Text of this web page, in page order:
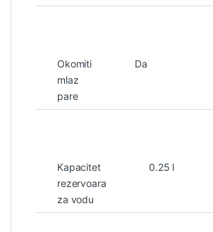
Okomiti
mlaz
pare
Da
Kapacitet
rezervoara
za vodu
0.25 l